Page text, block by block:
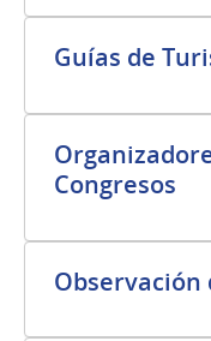
Guías de
Congresos
Observación